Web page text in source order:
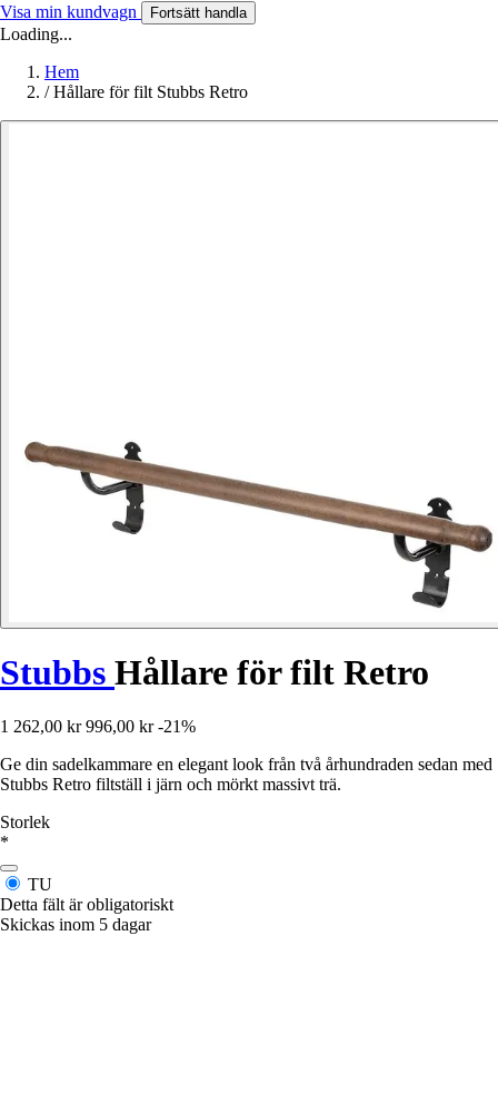
Visa min kundvagn Fortsätt handla
Loading...
Hem
/ Hållare för filt Stubbs Retro
Stubbs Hållare för filt Retro
1 262,00 kr 996,00 kr -21%
Ge din sadelkammare en elegant look från två århundraden sedan med
Stubbs Retro filtställ i järn och mörkt massivt trä.
Storlek
*
TU
Detta fält är obligatoriskt
Skickas inom 5 dagar